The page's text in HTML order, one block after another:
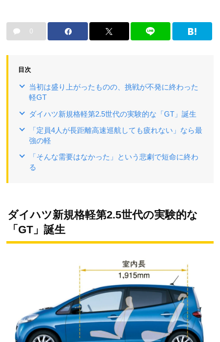
0
目次
当初は盛り上がったものの、挑戦が不発に終わった
軽GT
ダイハツ新規格軽第2.5世代の実験的な「GT」誕生
「定員4人が長距離高速巡航しても疲れない」なら最
強の軽
「そんな需要はなかった」という悲劇で短命に終わ
る
ダイハツ新規格軽第2.5世代の実験的な
「GT」誕生